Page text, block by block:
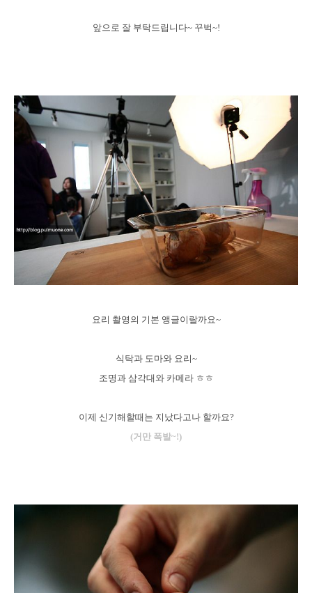
앞으로 잘 부탁드립니다~ 꾸벅~!
요리 촬영의 기본 앵글이랄까요~
식탁과 도마와 요리~
조명과 삼각대와 카메라 ㅎㅎ
이제 신기해할때는 지났다고나 할까요?
(거만 폭발~!)